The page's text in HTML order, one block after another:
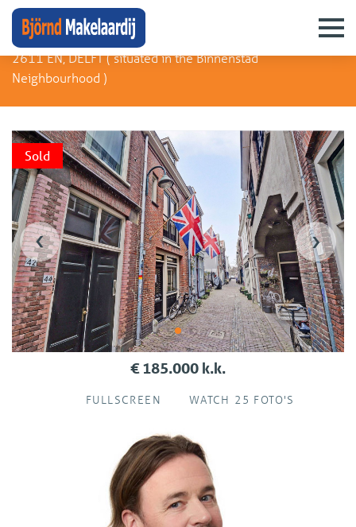
Molstraat 46 B
2611 EN, DELFT (situated in the Binnenstad
Neighbourhood )
Sold
‹ ›
€ 185.000 k.k.
FULLSCREEN WATCH 25 FOTO'S